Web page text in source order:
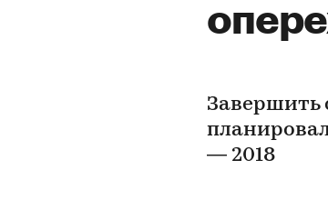
Завершить
— 2018